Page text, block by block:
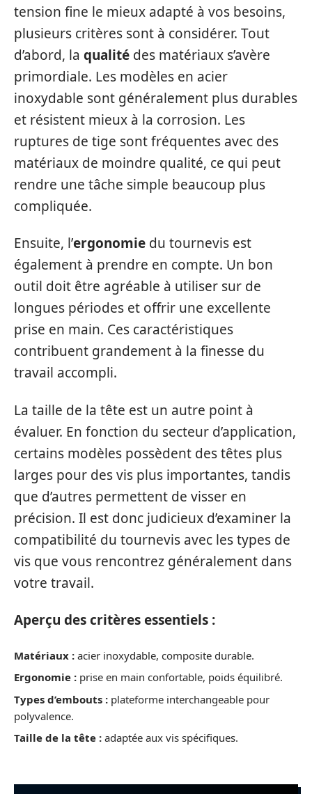
tension fine le mieux adapté à vos besoins,
plusieurs critères sont à considérer. Tout
d’abord, la qualité des matériaux s’avère
primordiale. Les modèles en acier
inoxydable sont généralement plus durables
et résistent mieux à la corrosion. Les
ruptures de tige sont fréquentes avec des
matériaux de moindre qualité, ce qui peut
rendre une tâche simple beaucoup plus
compliquée.
Ensuite, l’ergonomie du tournevis est
également à prendre en compte. Un bon
outil doit être agréable à utiliser sur de
longues périodes et offrir une excellente
prise en main. Ces caractéristiques
contribuent grandement à la finesse du
travail accompli.
La taille de la tête est un autre point à
évaluer. En fonction du secteur d’application,
certains modèles possèdent des têtes plus
larges pour des vis plus importantes, tandis
que d’autres permettent de visser en
précision. Il est donc judicieux d’examiner la
compatibilité du tournevis avec les types de
vis que vous rencontrez généralement dans
votre travail.
Aperçu des critères essentiels :
Matériaux : acier inoxydable, composite durable.
Ergonomie : prise en main confortable, poids équilibré.
Types d’embouts : plateforme interchangeable pour
polyvalence.
Taille de la tête : adaptée aux vis spécifiques.